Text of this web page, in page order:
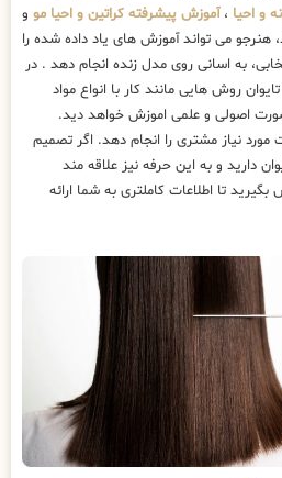
و احیا ،آموزش پیشرفته کراتین و احیا مو و
هنرجو می تواند آموزش های یاد داده شده را
به اسانی روی مدل زنده انجام دهد . در
روش هایی مانند کار با انواع مواد
اصولی و علمی اموزش خواهد دید.
نیاز مشتری را انجام دهد. اگر تصمیم
دارید و به این حرفه نیز علاقه مند
تا اطلاعات کاملتری به شما ارائه